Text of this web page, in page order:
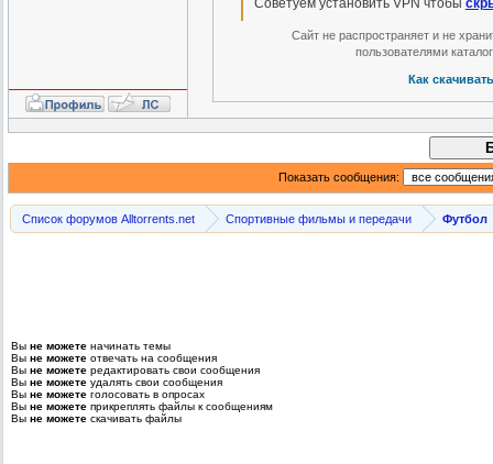
Советуем установить VPN чтобы
Сайт не распространяет и не
пользователями
Как
Показать сообщения:
Список форумов Alltorrents.net Спортивные фильмы и передачи Футбол
Вы не можете начинать темы
Вы не можете отвечать на сообщения
Вы не можете редактировать свои сообщения
Вы не можете удалять свои сообщения
Вы не можете голосовать в опросах
Вы не можете прикреплять файлы к сообщениям
Вы не можете скачивать файлы